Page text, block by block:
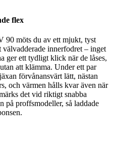
flex
90 möts du av ett mjukt, tyst
innerfodret – inget
ger ett tydligt klick när de låses,
att klämma. Under ett par
förvånansvärt lätt, nästan
och värmen hålls kvar även när
det vid riktigt snabba
på proffsmodeller, så laddade